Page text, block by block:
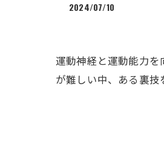
2024/07/10
運動神経と運動能力
が難しい中、ある裏技